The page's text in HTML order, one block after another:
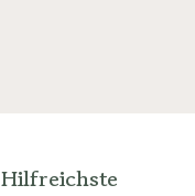
Hilfreichste